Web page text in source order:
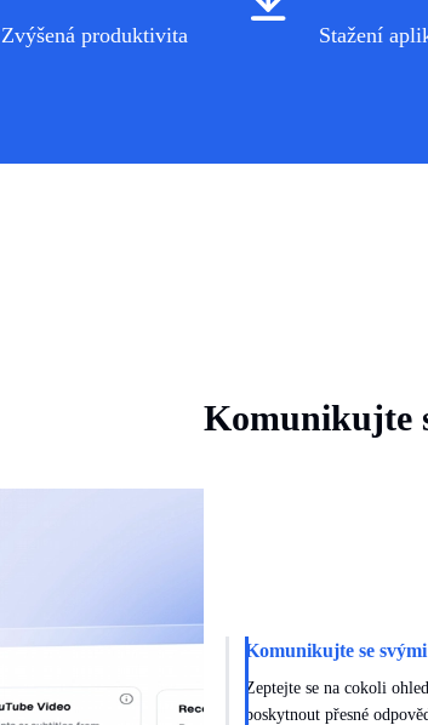
Zvýšená produktivita Stažení
Komunikujte
Komunikujte se
Zeptejte se na cokoli
poskytnout přesné